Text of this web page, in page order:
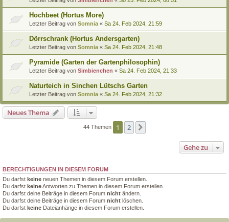
Hochbeet (Hortus More)
Letzter Beitrag von Somnia « Sa 24. Feb 2024, 21:59
Dörrschrank (Hortus Andersgarten)
Letzter Beitrag von Somnia « Sa 24. Feb 2024, 21:48
Pyramide (Garten der Gartenphilosophin)
Letzter Beitrag von Simbienchen « Sa 24. Feb 2024, 21:33
Naturteich in Sinchen Lütschs Garten
Letzter Beitrag von Somnia « Sa 24. Feb 2024, 21:32
Neues Thema
44 Themen 1 2
Gehe zu
BERECHTIGUNGEN IN DIESEM FORUM
Du darfst keine neuen Themen in diesem Forum erstellen.
Du darfst keineAntworten zu Themen in diesem Forum erstellen.
Du darfst deine Beiträge in diesem Forum nicht ändern.
Du darfst deine Beiträge in diesem Forum nicht löschen.
Du darfst keine Dateianhänge in diesem Forum erstellen.